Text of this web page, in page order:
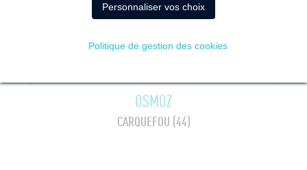
OSMOZ
CARQUEFOU (44)
Personnaliser vos choix
Politique de gestion des cookies